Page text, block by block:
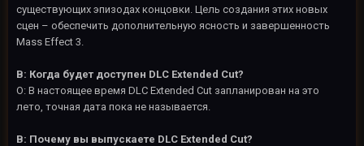
существующих эпизодах концовки. Цель создания этих новых
сцен – обеспечить дополнительную ясность и завершенность
Mass Effect 3.
В: Когда будет доступен DLC Extended Cut?
О: В настоящее время DLC Extended Cut запланирован на это
лето, точная дата пока не называется.
В: Почему вы выпускаете DLC Extended Cut?